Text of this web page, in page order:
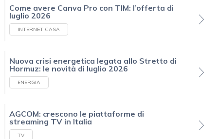
Come avere Canva Pro con TIM: l’offerta di
luglio 2026
INTERNET CASA
Nuova crisi energetica legata allo Stretto di
Hormuz: le novità di luglio 2026
ENERGIA
AGCOM: crescono le piattaforme di
streaming TV in Italia
TV